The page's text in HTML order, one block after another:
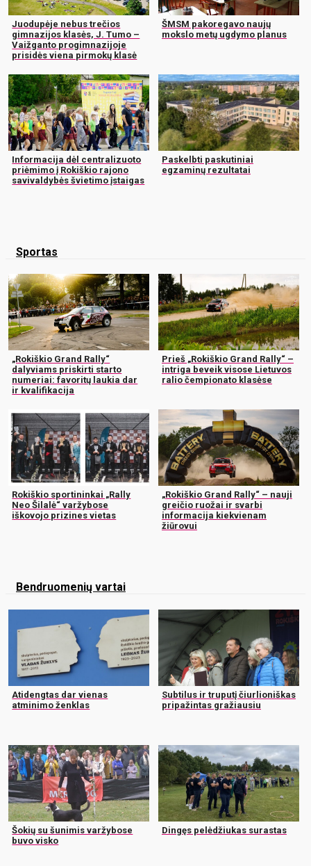
Juodupėje nebus trečios
gimnazijos klasės, J. Tumo –
Vaižganto progimnazijoje
prisidės viena pirmokų klasė
ŠMSM pakoregavo naujų
mokslo metų ugdymo planus
Informacija dėl centralizuoto
priėmimo į Rokiškio rajono
savivaldybės švietimo įstaigas
Paskelbti paskutiniai
egzaminų rezultatai
Sportas
„Rokiškio Grand Rally“
dalyviams priskirti starto
numeriai: favoritų laukia dar
ir kvalifikacija
Prieš „Rokiškio Grand Rally“ –
intriga beveik visose Lietuvos
ralio čempionato klasėse
Rokiškio sportininkai „Rally
Neo Šilalė“ varžybose
iškovojo prizines vietas
„Rokiškio Grand Rally“ – nauji
greičio ruožai ir svarbi
informacija kiekvienam
žiūrovui
Bendruomenių vartai
Atidengtas dar vienas
atminimo ženklas
Subtilus ir truputį čiurlioniškas
pripažintas gražiausiu
Šokių su šunimis varžybose
buvo visko
Dingęs pelėdžiukas surastas